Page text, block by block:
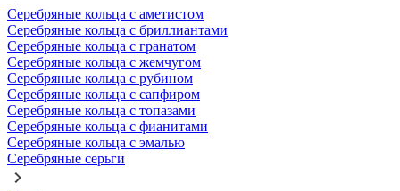
Серебряные кольца с аметистом
Серебряные кольца с бриллиантами
Серебряные кольца с гранатом
Серебряные кольца с жемчугом
Серебряные кольца с рубином
Серебряные кольца с сапфиром
Серебряные кольца с топазами
Серебряные кольца с фианитами
Серебряные кольца с эмалью
Серебряные серьги